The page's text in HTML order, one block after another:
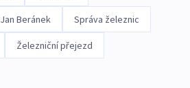
Jan Beránek Správa železnic
Železniční přejezd